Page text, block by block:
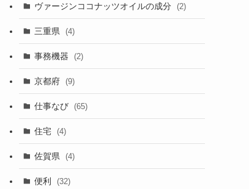
ヴァージンココナッツオイルの成分 (2)
三重県 (4)
事務機器 (2)
京都府 (9)
仕事なび (65)
住宅 (4)
佐賀県 (4)
便利 (32)